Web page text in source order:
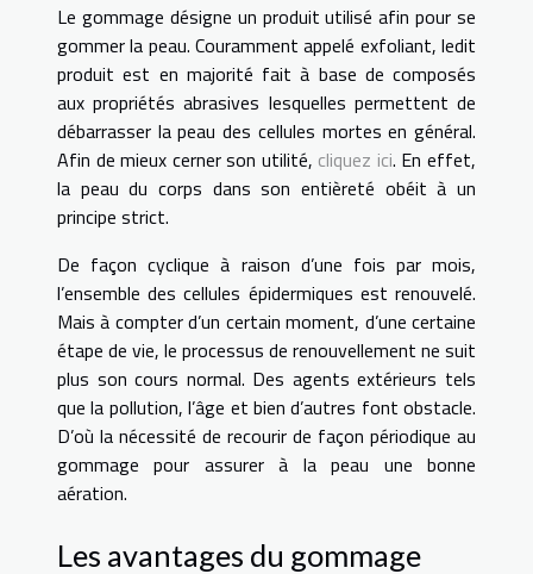
Le gommage désigne un produit utilisé afin pour se
gommer la peau. Couramment appelé exfoliant, ledit
produit est en majorité fait à base de composés
aux propriétés abrasives lesquelles permettent de
débarrasser la peau des cellules mortes en général.
Afin de mieux cerner son utilité, cliquez ici. En effet,
la peau du corps dans son entièreté obéit à un
principe strict.
De façon cyclique à raison d’une fois par mois,
l’ensemble des cellules épidermiques est renouvelé.
Mais à compter d’un certain moment, d’une certaine
étape de vie, le processus de renouvellement ne suit
plus son cours normal. Des agents extérieurs tels
que la pollution, l’âge et bien d’autres font obstacle.
D’où la nécessité de recourir de façon périodique au
gommage pour assurer à la peau une bonne
aération.
Les avantages du gommage